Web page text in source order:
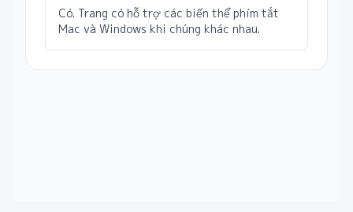
Có. Trang có hỗ trợ các biến thể phím tắt
Mac và Windows khi chúng khác nhau.